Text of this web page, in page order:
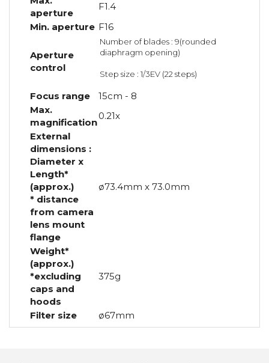
aperture
F1.4
Min. aperture F16
Aperture
control
Number of blades : 9(rounded
diaphragm opening)
Step size : 1/3EV (22 steps)
Focus range
15cm - 8
Max.
magnification
0.21x
External
dimensions :
Diameter x
Length*
(approx.)
* distance
from camera
lens mount
flange
ø73.4mm x 73.0mm
Weight*
(approx.)
*excluding
caps and
hoods
375g
Filter size ø67mm